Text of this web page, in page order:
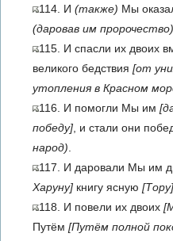
114. И (также) Мы
(даровав им пророчество)
115. И спасли их двоих
великого бедствия [от
утопления в Красном
116. И помогли Мы им
победу] , и стали они
народ)
117. И даровали Мы им
Харуну] книгу ясную [Тору]
118. И повели их двоих
Путём [Путём полной